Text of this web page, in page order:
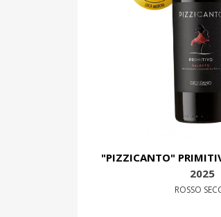
"PIZZICANTO"
2025
ROSSO